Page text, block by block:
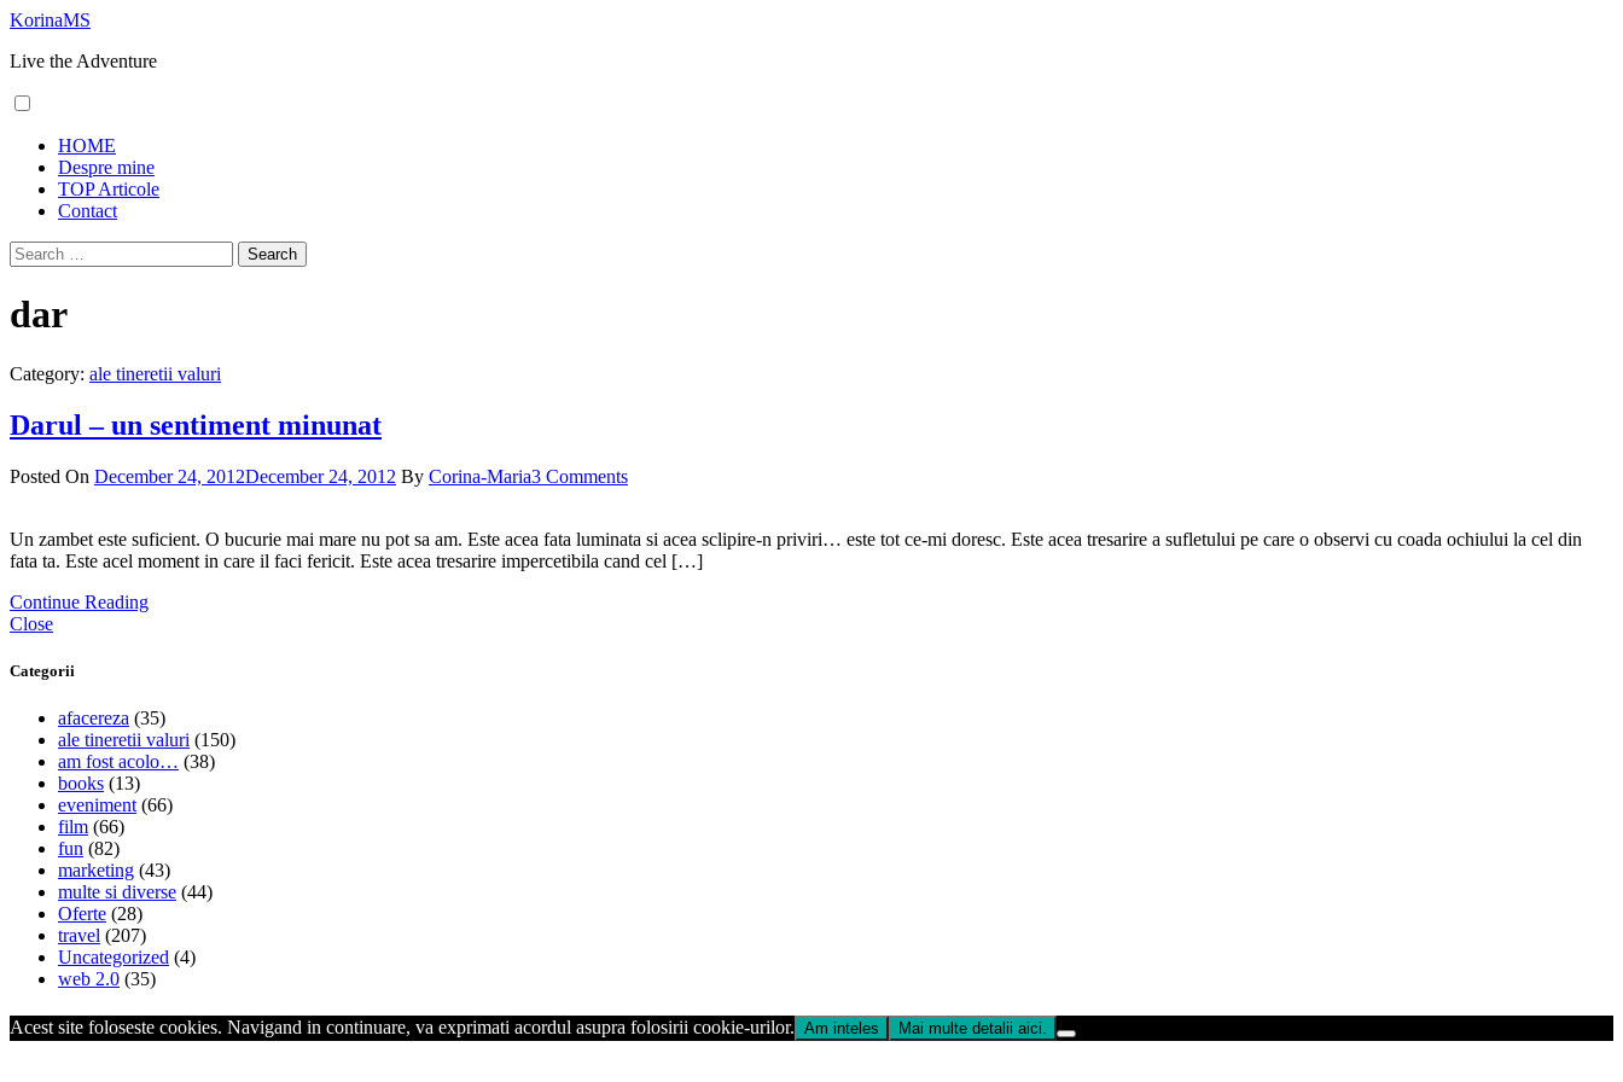
Skip
content
KorinaMS
Live the Adventure
Menu
HOME
Despre mine
TOP Articole
Contact
Search
for:
dar
Category: ale tineretii valuri
Darul – un sentiment minunat
Posted On December 24, 2012December 24, 2012 By Corina-Maria3 Comments
Un zambet este suficient. O bucurie mai mare nu pot sa am. Este acea fata luminata si acea sclipire-n priviri… este tot ce-mi doresc. Este acea tresarire a sufletului pe care o observi cu coada ochiului la cel din
fata ta. Este acel moment in care il faci fericit. Este acea tresarire impercetibila cand cel […]
Continue Reading
Close
Categorii
afacereza (35)
ale tineretii valuri (150)
am fost acolo… (38)
books (13)
eveniment (66)
film (66)
fun (82)
marketing (43)
multe si diverse (44)
Oferte (28)
travel (207)
Uncategorized (4)
web 2.0 (35)
Acest site foloseste cookies. Navigand in continuare, va exprimati acordul asupra folosirii cookie-urilor. Am inteles Mai multe detalii aici.